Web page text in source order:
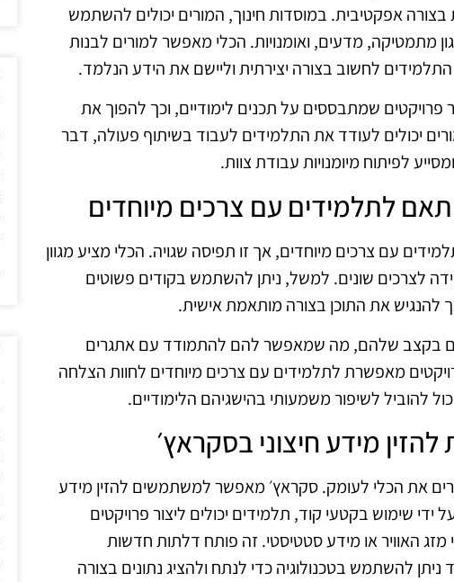
אפקטיבית. במוסדות חינוך, המורים יכולים להשתמש
מתמטיקה, מדעים, ואומנויות. הכלי מאפשר למורים לבנות
לחשוב בצורה יצירתית וליישם את הידע הנלמד.
פרויקטים שמתבססים על תכנים לימודיים, וכך להפוך את
יכולים לעודד את התלמידים לעבוד בשיתוף פעולה, דבר
לפיתוח מיומנויות עבודת צוות.
עם צרכים מיוחדים, אך זו תפיסה שגויה. הכלי מציע מגוון
לצרכים שונים. למשל, ניתן להשתמש בקודים פשוטים
להנגיש את התוכן בצורה מותאמת אישית.
בקצב שלהם, מה שמאפשר להם להתמודד עם אתגרים
מאפשרת לתלמידים עם צרכים מיוחדים לחוות הצלחה
להוביל לשיפור משמעותי בהישגיהם הלימודיים.
את הכלי לעומק. סקראץ׳ מאפשר למשתמשים להזין מידע
ידי שימוש בקטעי קוד, תלמידים יכולים ליצור פרויקטים
מזג האוויר או מידע סטטיסטי. זה פותח דלתות חדשות
ניתן להשתמש בטכנולוגיה כדי לנתח ולהציג נתונים בצורה